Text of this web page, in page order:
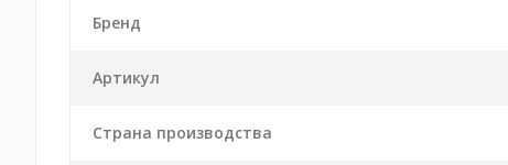
Бренд
Артикул
Страна производства